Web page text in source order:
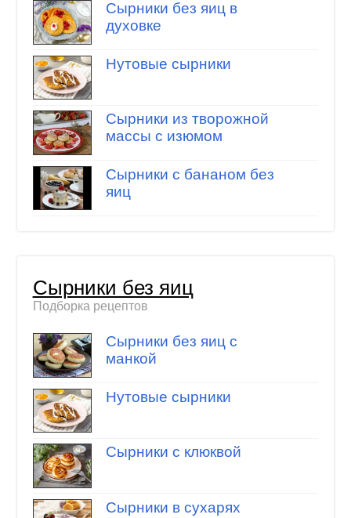
Сырники без яиц в
духовке
Нутовые сырники
Сырники из творожной
массы с изюмом
Сырники с бананом без
яиц
Сырники без яиц
Подборка рецептов
Сырники без яиц с
манкой
Нутовые сырники
Сырники с клюквой
Сырники в сухарях